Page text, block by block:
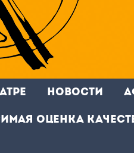
Новости
оценка